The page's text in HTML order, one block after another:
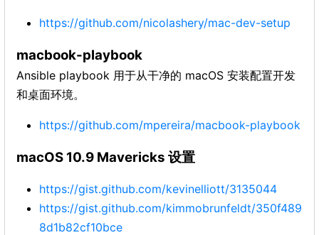
https://github.com/nicolashery/mac-dev-setup
macbook-playbook
Ansible playbook 用于从干净的 macOS 安装配置开发
和桌面环境。
https://github.com/mpereira/macbook-playbook
macOS 10.9 Mavericks 设置
https://gist.github.com/kevinelliott/3135044
https://gist.github.com/kimmobrunfeldt/350f489
8d1b82cf10bce